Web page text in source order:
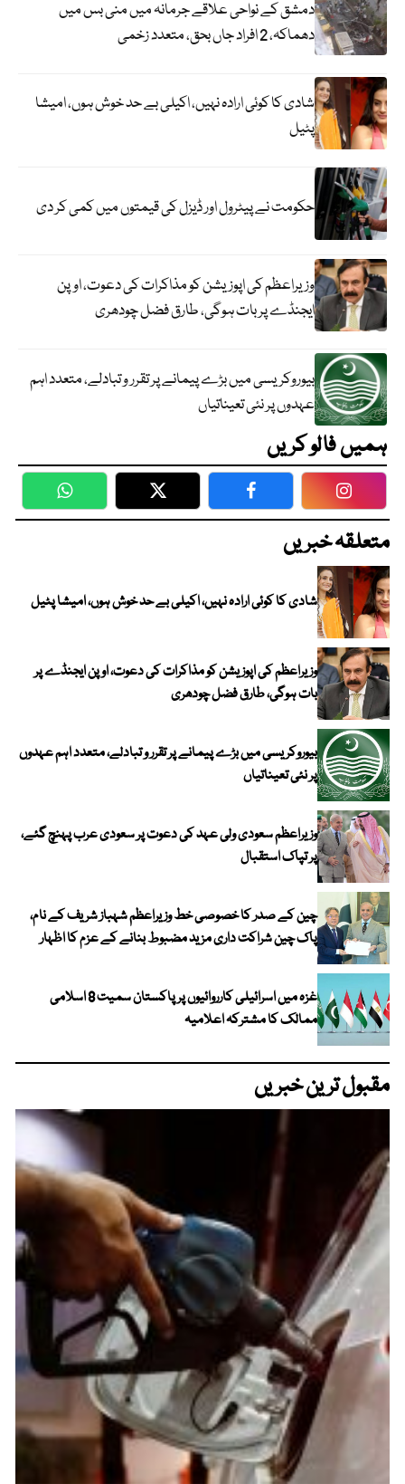
دمشق کے نواحی علاقے جرمانہ میں منی بس میں
دھماکہ، 2 افراد جاں بحق، متعدد زخمی
شادی کا کوئی ارادہ نہیں، اکیلی بے حد خوش ہوں، امیشا
پٹیل
حکومت نے پیٹرول اور ڈیزل کی قیمتوں میں کمی کر دی
وزیراعظم کی اپوزیشن کو مذاکرات کی دعوت، اوپن
ایجنڈے پر بات ہوگی، طارق فضل چودھری
بیوروکریسی میں بڑے پیمانے پر تقرر و تبادلے، متعدد اہم
عہدوں پر نئی تعیناتیاں
ہمیں فالو کریں
WhatsApp Twitter Facebook
متعلقہ خبریں
شادی کا کوئی ارادہ نہیں، اکیلی بے حد خوش ہوں، امیشا پٹیل
وزیراعظم کی اپوزیشن کو مذاکرات کی دعوت، اوپن ایجنڈے پر
بات ہوگی، طارق فضل چودھری
بیوروکریسی میں بڑے پیمانے پر تقرر و تبادلے، متعدد اہم عہدوں
پر نئی تعیناتیاں
وزیراعظم سعودی ولی عہد کی دعوت پر سعودی عرب پہنچ گئے،
پر تپاک استقبال
چین کے صدر کا خصوصی خط وزیراعظم شہباز شریف کے نام،
پاک چین شراکت داری مزید مضبوط بنانے کے عزم کا اظہار
غزہ میں اسرائیلی کارروائیوں پر پاکستان سمیت 8 اسلامی
ممالک کا مشترکہ اعلامیہ
مقبول ترین خبریں